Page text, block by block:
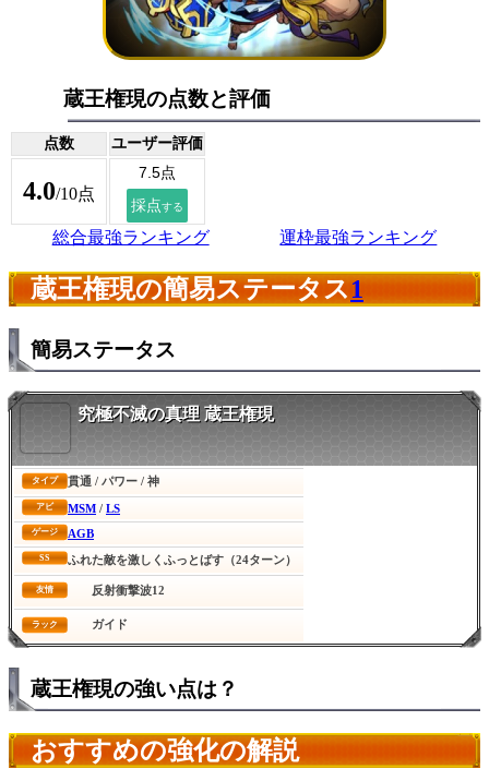
蔵王権現の点数と評価
点数 ユーザー評価
4.0/10点
総合最強ランキング 運枠最強ランキング
蔵王権現の簡易ステータス1
簡易ステータス
究極不滅の真理 蔵王権現
タイプ 貫通 / パワー / 神
アビ MSM / LS
ゲージ AGB
SS ふれた敵を激しくふっとばす（24ターン）
友情 反射衝撃波12
ラック ガイド
蔵王権現の強い点は？
おすすめの強化の解説